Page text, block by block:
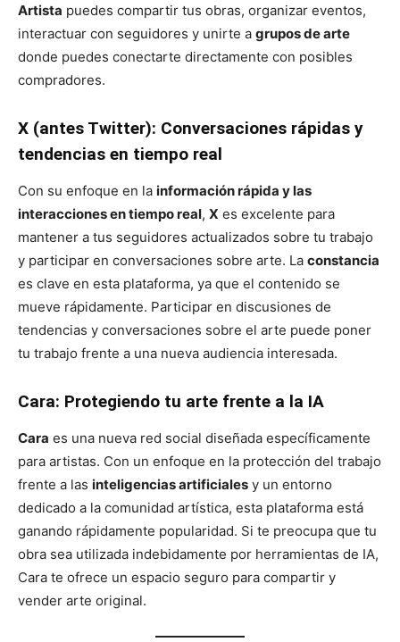
Artista puedes compartir tus obras, organizar eventos,
interactuar con seguidores y unirte a grupos de arte
donde puedes conectarte directamente con posibles
compradores.
X (antes Twitter): Conversaciones rápidas y
tendencias en tiempo real
Con su enfoque en la información rápida y las
interacciones en tiempo real, X es excelente para
mantener a tus seguidores actualizados sobre tu trabajo
y participar en conversaciones sobre arte. La constancia
es clave en esta plataforma, ya que el contenido se
mueve rápidamente. Participar en discusiones de
tendencias y conversaciones sobre el arte puede poner
tu trabajo frente a una nueva audiencia interesada.
Cara: Protegiendo tu arte frente a la IA
Cara es una nueva red social diseñada específicamente
para artistas. Con un enfoque en la protección del trabajo
frente a las inteligencias artificiales y un entorno
dedicado a la comunidad artística, esta plataforma está
ganando rápidamente popularidad. Si te preocupa que tu
obra sea utilizada indebidamente por herramientas de IA,
Cara te ofrece un espacio seguro para compartir y
vender arte original.